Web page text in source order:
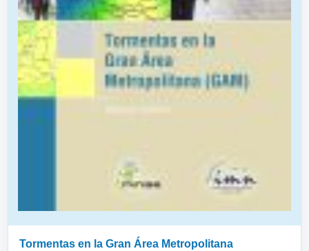
Tormentas en la Gran Área Metropolitana